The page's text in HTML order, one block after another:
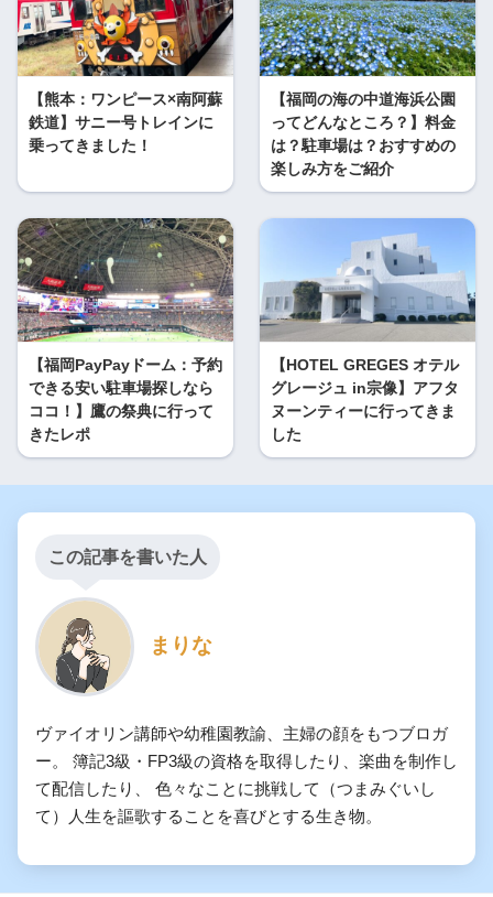
【熊本：ワンピース×南阿蘇
鉄道】サニー号トレインに
乗ってきました！
【福岡の海の中道海浜公園
ってどんなところ？】料金
は？駐車場は？おすすめの
楽しみ方をご紹介
【福岡PayPayドーム：予約
できる安い駐車場探しなら
ココ！】鷹の祭典に行って
きたレポ
【HOTEL GREGES オテル
グレージュ in宗像】アフタ
ヌーンティーに行ってきま
した
この記事を書いた人
まりな
ヴァイオリン講師や幼稚園教諭、主婦の顔をもつブロガ
ー。 簿記3級・FP3級の資格を取得したり、楽曲を制作し
て配信したり、 色々なことに挑戦して（つまみぐいし
て）人生を謳歌することを喜びとする生き物。